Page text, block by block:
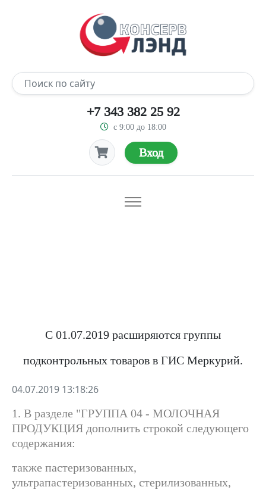
+7 343 382 25 92
с 9:00 до 18:00
Вход
С 01.07.2019 расширяются группы
подконтрольных товаров в ГИС Меркурий.
04.07.2019 13:18:26
1. В разделе "ГРУППА 04 - МОЛОЧНАЯ
ПРОДУКЦИЯ дополнить строкой следующего
содержания:
также пастеризованных,
ультрапастеризованных, стерилизованных,